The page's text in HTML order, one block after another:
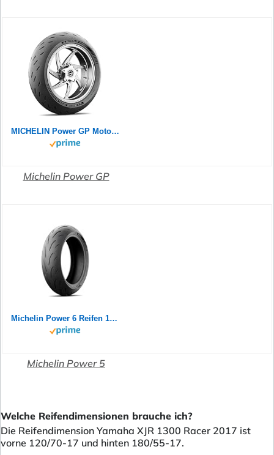
MICHELIN Power GP Motorradreifen 120/70ZR17 (58W) Vorderrad
Michelin Power GP
Michelin Power 6 Reifen 180/55-17 73W | Zomerband | | Aus hochwertigem Gummi für optimalen Grip | für den langfristigen Einsatz geeignet
Michelin Power 5
Welche Reifendimensionen brauche ich?
Die Reifendimension Yamaha XJR 1300 Racer 2017 ist
vorne 120/70-17 und hinten 180/55-17.